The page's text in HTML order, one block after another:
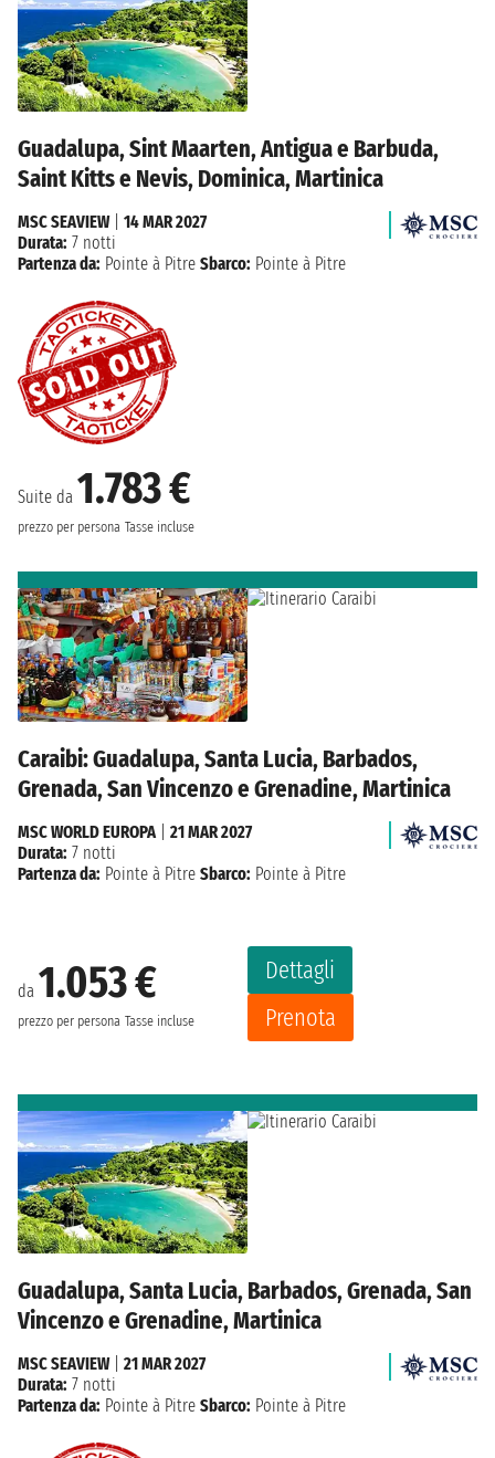
Guadalupa, Sint Maarten, Antigua e Barbuda,
Saint Kitts e Nevis, Dominica, Martinica
Suite da 1.783 €
prezzo per persona Tasse incluse
MSC SEAVIEW| 14 MAR 2027
Durata: 7 notti
Partenza da: Pointe à Pitre Sbarco: Pointe à Pitre
Caraibi: Guadalupa, Santa Lucia, Barbados,
Grenada, San Vincenzo e Grenadine, Martinica
da 1.053 €
prezzo per persona Tasse incluse
Dettagli
Prenota
MSC WORLD EUROPA
21 MAR 2027
Durata: 7 notti
Partenza da: Pointe à Pitre Sbarco: Pointe à Pitre
Guadalupa, Santa Lucia, Barbados, Grenada, San
Vincenzo e Grenadine, Martinica
MSC SEAVIEW| 21 MAR 2027
Durata: 7 notti
Partenza da: Pointe à Pitre Sbarco: Pointe à Pitre